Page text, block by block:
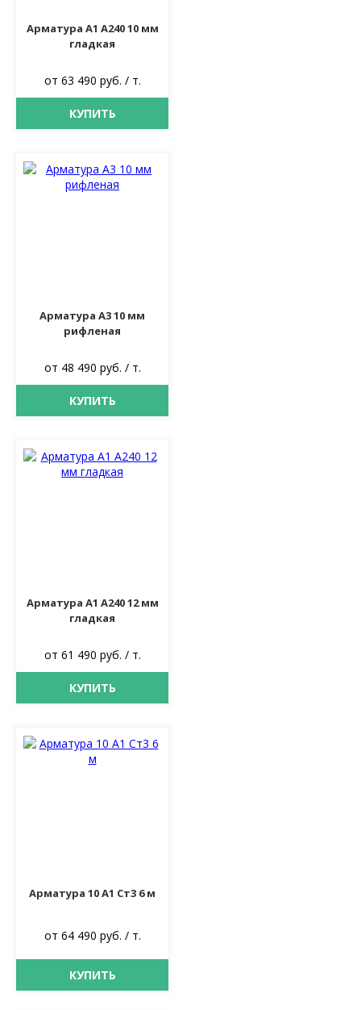
Арматура А1 А240 10 мм
гладкая
от 63 490 руб. / т.
КУПИТЬ
Арматура А3 10 мм
рифленая
от 48 490 руб. / т.
КУПИТЬ
Арматура А1 А240 12 мм
гладкая
от 61 490 руб. / т.
КУПИТЬ
Арматура 10 А1 Ст3 6 м
от 64 490 руб. / т.
КУПИТЬ